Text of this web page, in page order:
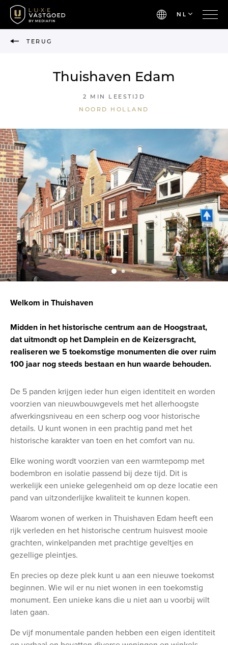
NL
TERUG
Thuishaven Edam
2 MIN LEESTIJD
NOORD HOLLAND
Welkom in Thuishaven
Midden in het historische centrum aan de Hoogstraat,
dat uitmondt op het Damplein en de Keizersgracht,
realiseren we 5 toekomstige monumenten die over ruim
100 jaar nog steeds bestaan en hun waarde behouden.
De 5 panden krijgen ieder hun eigen identiteit en worden
voorzien van nieuwbouwgevels met het allerhoogste
afwerkingsniveau en een scherp oog voor historische
details. U kunt wonen in een prachtig pand met het
historische karakter van toen en het comfort van nu.
Elke woning wordt voorzien van een warmtepomp met
bodembron en isolatie passend bij deze tijd. Dit is
werkelijk een unieke gelegenheid om op deze locatie een
pand van uitzonderlijke kwaliteit te kunnen kopen.
Waarom wonen of werken in Thuishaven Edam heeft een
rijk verleden en het historische centrum huisvest mooie
grachten, winkelpanden met prachtige geveltjes en
gezellige pleintjes.
En precies op deze plek kunt u aan een nieuwe toekomst
beginnen. Wie wil er nu niet wonen in een toekomstig
monument. Een unieke kans die u niet aan u voorbij wilt
laten gaan.
De vijf monumentale panden hebben een eigen identiteit